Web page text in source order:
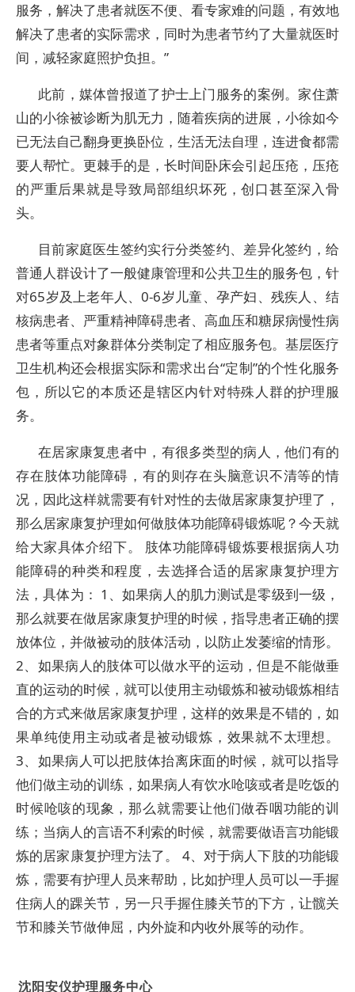
服务，解决了患者就医不便、看专家难的问题，有效地
解决了患者的实际需求，同时为患者节约了大量就医时
间，减轻家庭照护负担。”
此前，媒体曾报道了护士上门服务的案例。家住萧
山的小徐被诊断为肌无力，随着疾病的进展，小徐如今
已无法自己翻身更换卧位，生活无法自理，连进食都需
要人帮忙。更棘手的是，长时间卧床会引起压疮，压疮
的严重后果就是导致局部组织坏死，创口甚至深入骨
头。
目前家庭医生签约实行分类签约、差异化签约，给
普通人群设计了一般健康管理和公共卫生的服务包，针
对65岁及上老年人、0-6岁儿童、孕产妇、残疾人、结
核病患者、严重精神障碍患者、高血压和糖尿病慢性病
患者等重点对象群体分类制定了相应服务包。基层医疗
卫生机构还会根据实际和需求出台“定制”的个性化服务
包，所以它的本质还是辖区内针对特殊人群的护理服
务。
在居家康复患者中，有很多类型的病人，他们有的
存在肢体功能障碍，有的则存在头脑意识不清等的情
况，因此这样就需要有针对性的去做居家康复护理了，
那么居家康复护理如何做肢体功能障碍锻炼呢？今天就
给大家具体介绍下。 肢体功能障碍锻炼要根据病人功
能障碍的种类和程度，去选择合适的居家康复护理方
法，具体为： 1、如果病人的肌力测试是零级到一级，
那么就要在做居家康复护理的时候，指导患者正确的摆
放体位，并做被动的肢体活动，以防止发萎缩的情形。
2、如果病人的肢体可以做水平的运动，但是不能做垂
直的运动的时候，就可以使用主动锻炼和被动锻炼相结
合的方式来做居家康复护理，这样的效果是不错的，如
果单纯使用主动或者是被动锻炼，效果就不太理想。
3、如果病人可以把肢体抬离床面的时候，就可以指导
他们做主动的训练，如果病人有饮水呛咳或者是吃饭的
时候呛咳的现象，那么就需要让他们做吞咽功能的训
练；当病人的言语不利索的时候，就需要做语言功能锻
炼的居家康复护理方法了。 4、对于病人下肢的功能锻
炼，需要有护理人员来帮助，比如护理人员可以一手握
住病人的踝关节，另一只手握住膝关节的下方，让髋关
节和膝关节做伸屈，内外旋和内收外展等的动作。
沈阳安仪护理服务中心